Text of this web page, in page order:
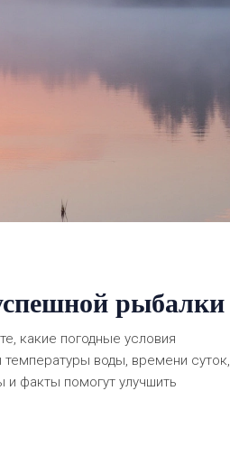
рыбалки
какие погодные условия
воды, времени суток,
факты помогут улучшить